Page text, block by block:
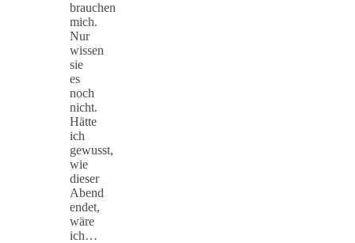
brauchen
mich.
Nur
wissen
sie
es
noch
nicht.
Hätte
ich
gewusst,
wie
dieser
Abend
endet,
wäre
ich…